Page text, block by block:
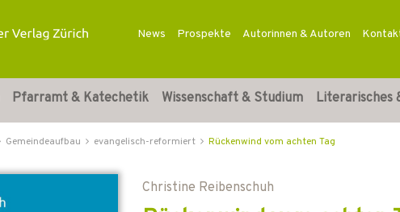
News Prospekte Autorinnen & Autoren
Pfarramt & Katechetik Wissenschaft & Studium Literarisches
Gemeindeaufbau evangelisch-reformiert Rückenwind vom achten Tag
Christine Reibenschuh